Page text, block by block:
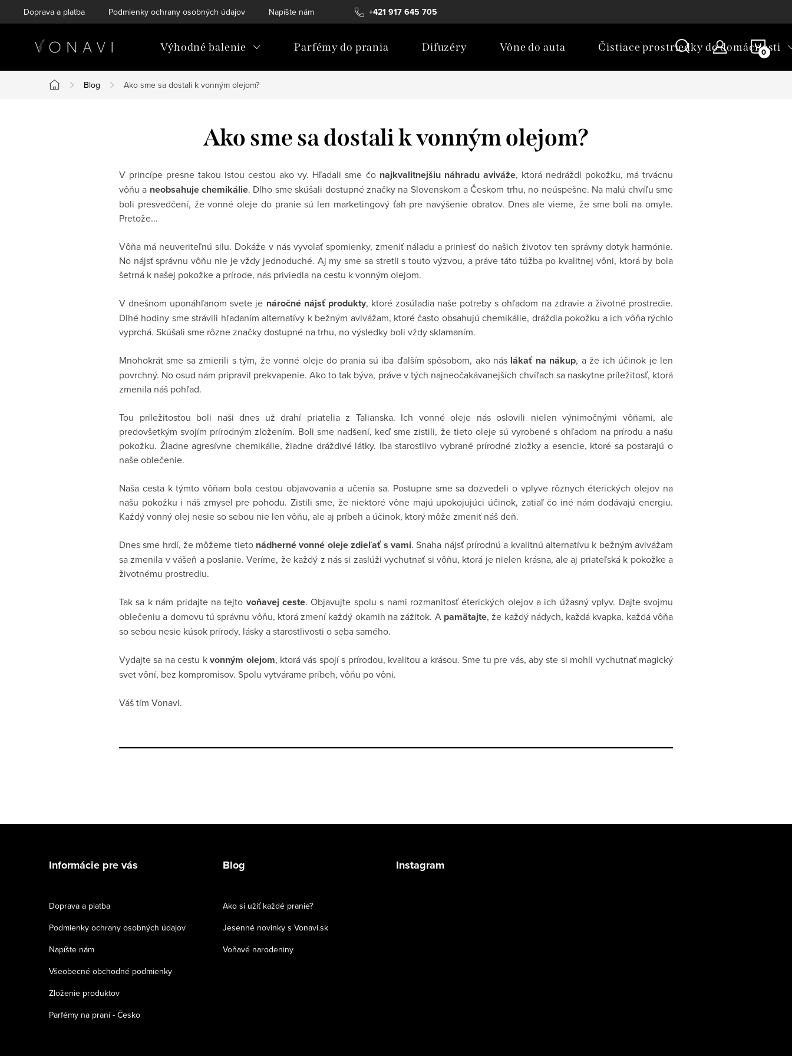
na
+421 917 645 705
Doprava a platba Podmienky ochrany osobných údajov Napíšte nám Všeobecné obchodné podmienky
Výhodné balenie Parfémy do prania Difuzéry Vône do auta Čistiace prostriedky do domácnosti
Domov
Blog Ako sme sa dostali k vonným olejom?
Ako sme sa dostali k vonným olejom?
V princípe presne takou istou cestou ako vy. Hľadali sme čo najkvalitnejšiu náhradu aviváže, ktorá nedráždi pokožku, má trvácnu
vôňu a neobsahuje chemikálie. Dlho sme skúšali dostupné značky na Slovenskom a Českom trhu, no neúspešne. Na malú chvíľu sme
boli presvedčení, že vonné oleje do pranie sú len marketingový ťah pre navýšenie obratov. Dnes ale vieme, že sme boli na omyle.
Pretože...
Vôňa má neuveriteľnú silu. Dokáže v nás vyvolať spomienky, zmeniť náladu a priniesť do našich životov ten správny dotyk harmónie.
No nájsť správnu vôňu nie je vždy jednoduché. Aj my sme sa stretli s touto výzvou, a práve táto túžba po kvalitnej vôni, ktorá by bola
šetrná k našej pokožke a prírode, nás priviedla na cestu k vonným olejom.
V dnešnom uponáhľanom svete je náročné nájsť produkty, ktoré zosúladia naše potreby s ohľadom na zdravie a životné prostredie.
Dlhé hodiny sme strávili hľadaním alternatívy k bežným avivážam, ktoré často obsahujú chemikálie, dráždia pokožku a ich vôňa rýchlo
vyprchá. Skúšali sme rôzne značky dostupné na trhu, no výsledky boli vždy sklamaním.
Mnohokrát sme sa zmierili s tým, že vonné oleje do prania sú iba ďalším spôsobom, ako nás lákať na nákup, a že ich účinok je len
povrchný. No osud nám pripravil prekvapenie. Ako to tak býva, práve v tých najneočakávanejších chvíľach sa naskytne príležitosť, ktorá
zmenila náš pohľad.
Tou príležitosťou boli naši dnes už drahí priatelia z Talianska. Ich vonné oleje nás oslovili nielen výnimočnými vôňami, ale
predovšetkým svojím prírodným zložením. Boli sme nadšení, keď sme zistili, že tieto oleje sú vyrobené s ohľadom na prírodu a našu
pokožku. Žiadne agresívne chemikálie, žiadne dráždivé látky. Iba starostlivo vybrané prírodné zložky a esencie, ktoré sa postarajú o
naše oblečenie.
Naša cesta k týmto vôňam bola cestou objavovania a učenia sa. Postupne sme sa dozvedeli o vplyve rôznych éterických olejov na
našu pokožku i náš zmysel pre pohodu. Zistili sme, že niektoré vône majú upokojujúci účinok, zatiaľ čo iné nám dodávajú energiu.
Každý vonný olej nesie so sebou nie len vôňu, ale aj príbeh a účinok, ktorý môže zmeniť náš deň.
Dnes sme hrdí, že môžeme tieto nádherné vonné oleje zdieľať s vami. Snaha nájsť prírodnú a kvalitnú alternatívu k bežným avivážam
sa zmenila v vášeň a poslanie. Veríme, že každý z nás si zaslúži vychutnať si vôňu, ktorá je nielen krásna, ale aj priateľská k pokožke a
životnému prostrediu.
Tak sa k nám pridajte na tejto voňavej ceste. Objavujte spolu s nami rozmanitosť éterických olejov a ich úžasný vplyv. Dajte svojmu
oblečeniu a domovu tú správnu vôňu, ktorá zmení každý okamih na zážitok. A pamätajte, že každý nádych, každá kvapka, každá vôňa
so sebou nesie kúsok prírody, lásky a starostlivosti o seba samého.
Vydajte sa na cestu kvonným olejom, ktorá vás spojí s prírodou, kvalitou a krásou. Sme tu pre vás, aby ste si mohli vychutnať magický
svet vôní, bez kompromisov. Spolu vytvárame príbeh, vôňu po vôni.
Váš tím Vonavi.
Informácie pre vás
Doprava a platba
Podmienky ochrany osobných údajov
Napíšte nám
Všeobecné obchodné podmienky
Zloženie produktov
Parfémy na praní - Česko
Blog
Ako si užiť každé pranie?
Jesenné novinky s Vonavi.sk
Voňavé narodeniny
Instagram